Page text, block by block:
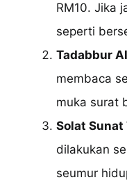
RM10. Jika
seperti
Tadabbur
membaca
muka surat
Solat Sunat
dilakukan
seumur